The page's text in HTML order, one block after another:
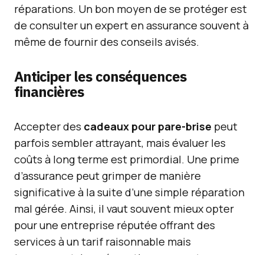
réparations. Un bon moyen de se protéger est
de consulter un expert en assurance souvent à
même de fournir des conseils avisés.
Anticiper les conséquences
financières
Accepter des cadeaux pour pare-brise peut
parfois sembler attrayant, mais évaluer les
coûts à long terme est primordial. Une prime
d’assurance peut grimper de manière
significative à la suite d’une simple réparation
mal gérée. Ainsi, il vaut souvent mieux opter
pour une entreprise réputée offrant des
services à un tarif raisonnable mais